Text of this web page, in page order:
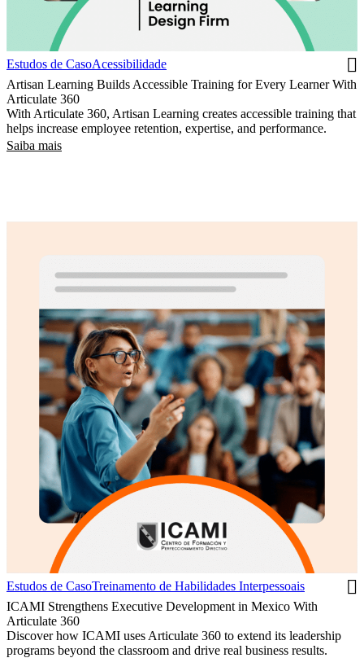
Estudos de CasoAcessibilidade
Artisan Learning Builds Accessible Training for Every Learner With
Articulate 360
With Articulate 360, Artisan Learning creates accessible training that
helps increase employee retention, expertise, and performance.
Saiba mais
Estudos de CasoTreinamento de Habilidades Interpessoais
ICAMI Strengthens Executive Development in Mexico With
Articulate 360
Discover how ICAMI uses Articulate 360 to extend its leadership
programs beyond the classroom and drive real business results.